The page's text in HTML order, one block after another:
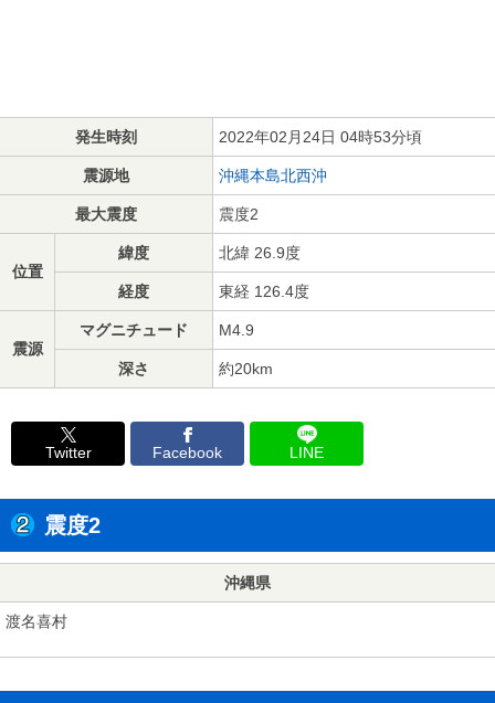
発生時刻 2022年02月24日 04時53分頃
震源地 沖縄本島北西沖
最大震度 震度2
位置
緯度 北緯 26.9度
経度 東経 126.4度
震源
マグニチュード M4.9
深さ 約20km
Twitter Facebook LINE
震度2
沖縄県
渡名喜村